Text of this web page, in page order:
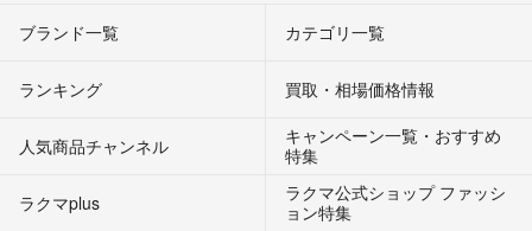
ブランド一覧 カテゴリ一覧
ランキング 買取・相場価格情報
人気商品チャンネル
キャンペーン一覧・おすすめ
特集
ラクマplus
ラクマ公式ショップ ファッシ
ョン特集